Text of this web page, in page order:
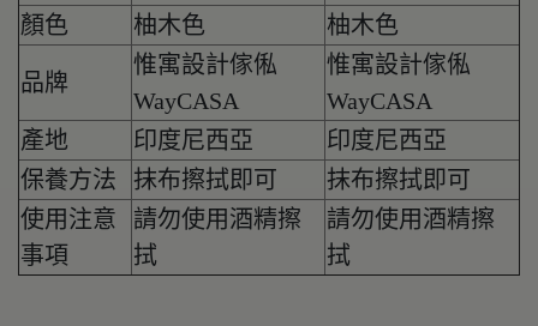
顏色 柚木色 柚木色
品牌
惟寓設計傢俬
WayCASA
惟寓設計傢俬
WayCASA
產地
印度尼西亞
印度尼西亞
保養方法
抹布擦拭即可
抹布擦拭即可
使用注意
事項
請勿使用酒精擦
拭
請勿使用酒精擦
拭